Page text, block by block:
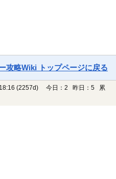
攻略Wiki トップページに戻る
(2257d)
今日：2 昨日：5 累